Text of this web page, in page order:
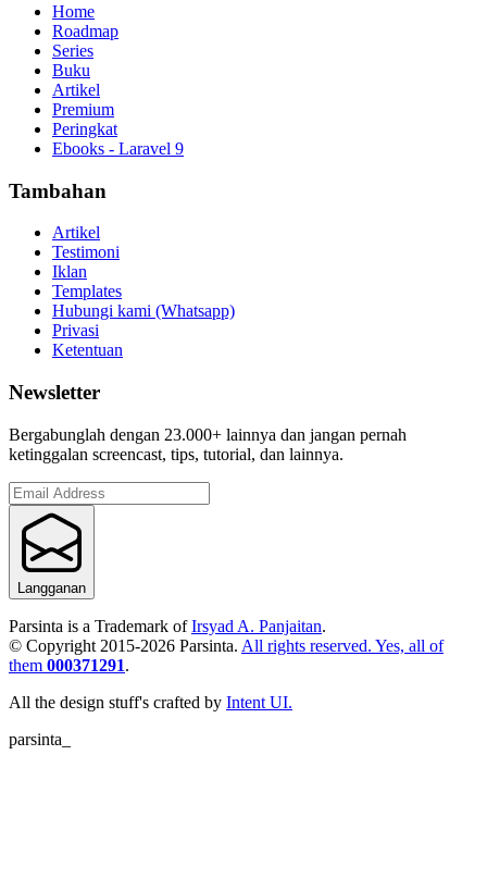
Home
Roadmap
Series
Buku
Artikel
Premium
Peringkat
Ebooks - Laravel 9
Tambahan
Artikel
Testimoni
Iklan
Templates
Hubungi kami (Whatsapp)
Privasi
Ketentuan
Newsletter
Bergabunglah dengan 23.000+ lainnya dan jangan pernah
ketinggalan screencast, tips, tutorial, dan lainnya.
Langganan
Parsinta is a Trademark of Irsyad A. Panjaitan.
© Copyright 2015-2026 Parsinta. All rights reserved. Yes, all of
them 000371291.
All the design stuff's crafted by Intent UI.
parsinta_